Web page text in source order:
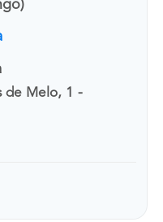
de Melo, 1 -